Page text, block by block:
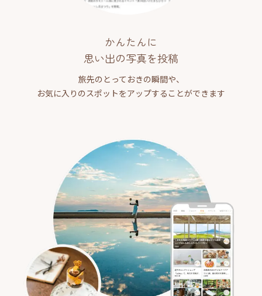
かんたんに
思い出の写真を投稿
旅先のとっておきの瞬間や、
お気に入りのスポットをアップすることができます